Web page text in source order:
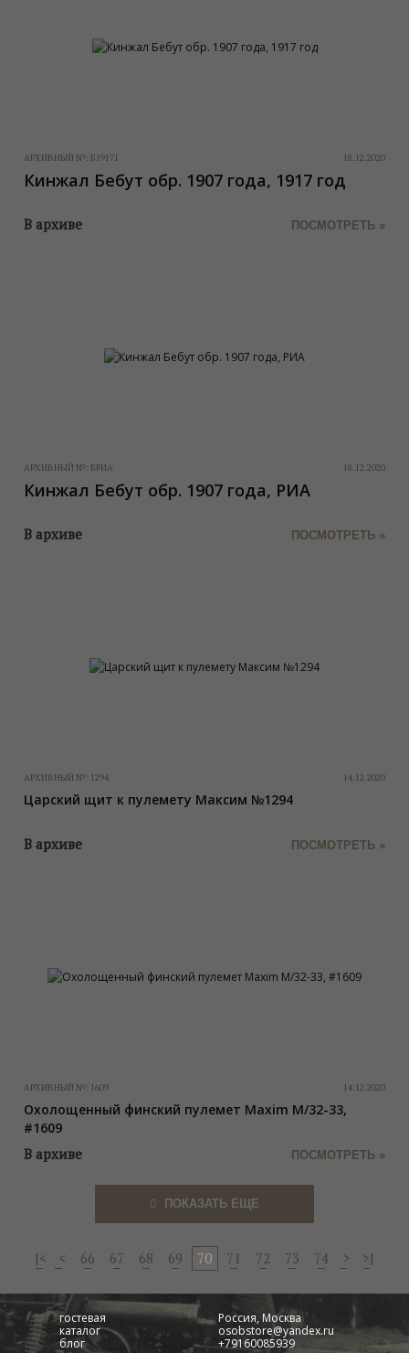
АРХИВНЫЙ №: Б19171 18.12.2020
Кинжал Бебут обр. 1907 года, 1917 год
В архиве ПОСМОТРЕТЬ »
АРХИВНЫЙ №: БРИА 18.12.2020
Кинжал Бебут обр. 1907 года, РИА
В архиве ПОСМОТРЕТЬ »
АРХИВНЫЙ №: 1294 14.12.2020
Царский щит к пулемету Максим №1294
В архиве ПОСМОТРЕТЬ »
АРХИВНЫЙ №: 1609 14.12.2020
Охолощенный финский пулемет Maxim M/32-33,
#1609
В архиве ПОСМОТРЕТЬ »
ПОКАЗАТЬ ЕЩЕ
|< < 66 67 68 69 70 71 72 73 74 > >|
гостевая
каталог
блог
Россия, Москва
osobstore@yandex.ru
+79160085939